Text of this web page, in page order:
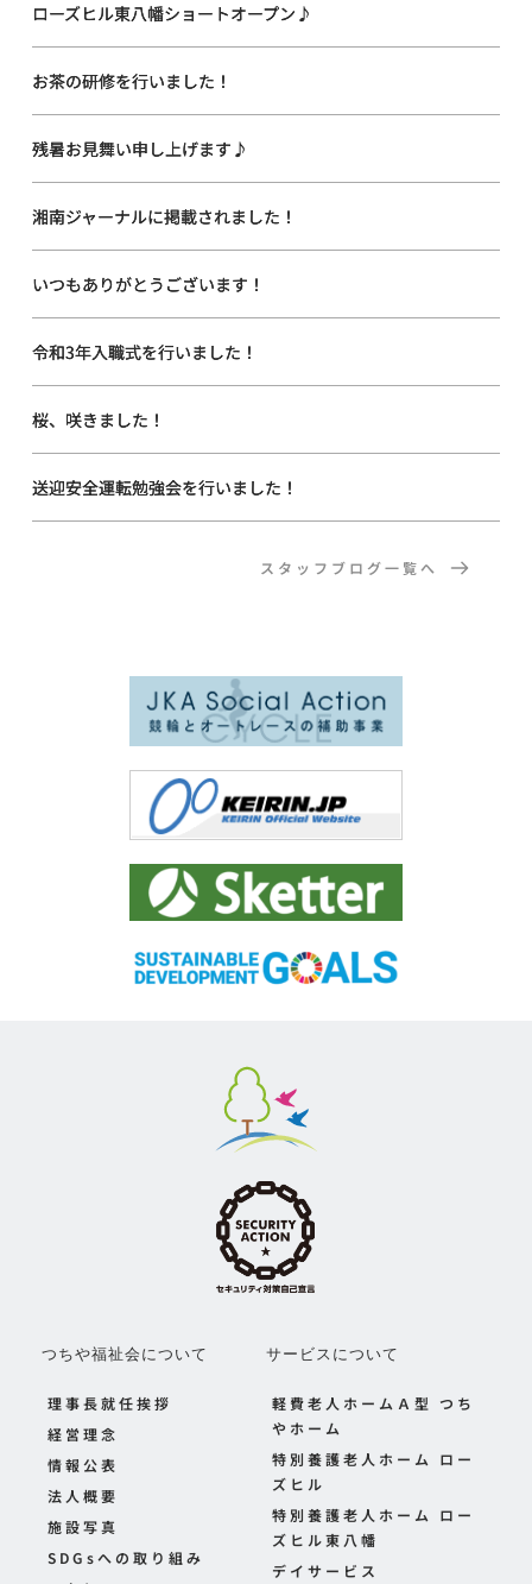
ローズヒル東八幡ショートオープン♪
お茶の研修を行いました！
残暑お見舞い申し上げます♪
湘南ジャーナルに掲載されました！
いつもありがとうございます！
令和3年入職式を行いました！
桜、咲きました！
送迎安全運転勉強会を行いました！
スタッフブログ一覧へ
つちや福祉会について
理事長就任挨拶
経営理念
情報公表
法人概要
施設写真
SDGsへの取り組み
サービスについて
軽費老人ホームＡ型 つち
やホーム
特別養護老人ホーム ロー
ズヒル
特別養護老人ホーム ロー
ズヒル東八幡
デイサービス